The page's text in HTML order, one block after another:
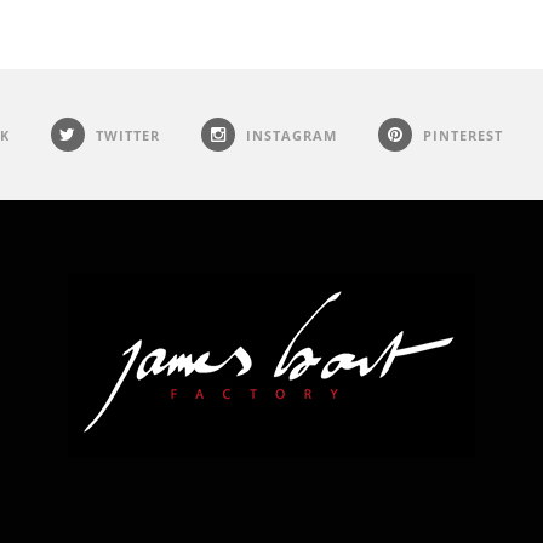
TWITTER INSTAGRAM PINTEREST